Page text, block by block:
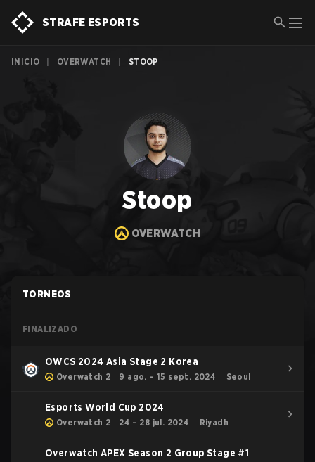
STRAFE ESPORTS
INICIO OVERWATCH STOOP
Stoop
OVERWATCH
TORNEOS
FINALIZADO
OWCS 2024 Asia Stage 2 Korea
Overwatch 2 9 ago. – 15 sept. 2024 Seoul
Esports World Cup 2024
Overwatch 2 24 – 28 jul. 2024 Riyadh
Overwatch APEX Season 2 Group Stage #1